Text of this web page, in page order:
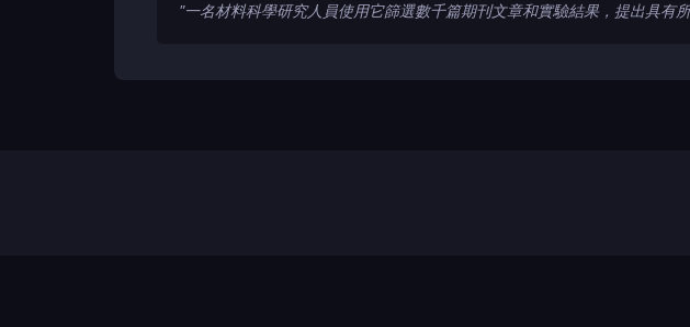
"一名材料科學研究人員使用它篩選數千篇期刊文章和實驗結果，提出具有